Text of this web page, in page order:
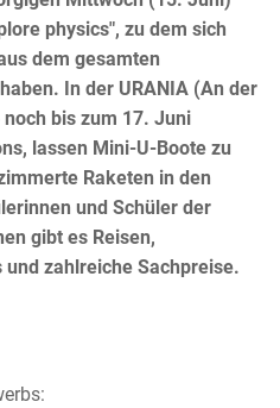
physics", zu dem sich
dem gesamten
In der URANIA (An der
bis zum 17. Juni
lassen Mini-U-Boote zu
Raketen in den
und Schüler der
gibt es Reisen,
zahlreiche Sachpreise.